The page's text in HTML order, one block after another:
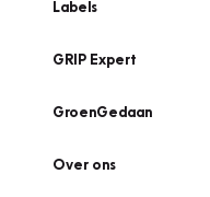
Labels
GRIP Expert
GroenGedaan
Over ons